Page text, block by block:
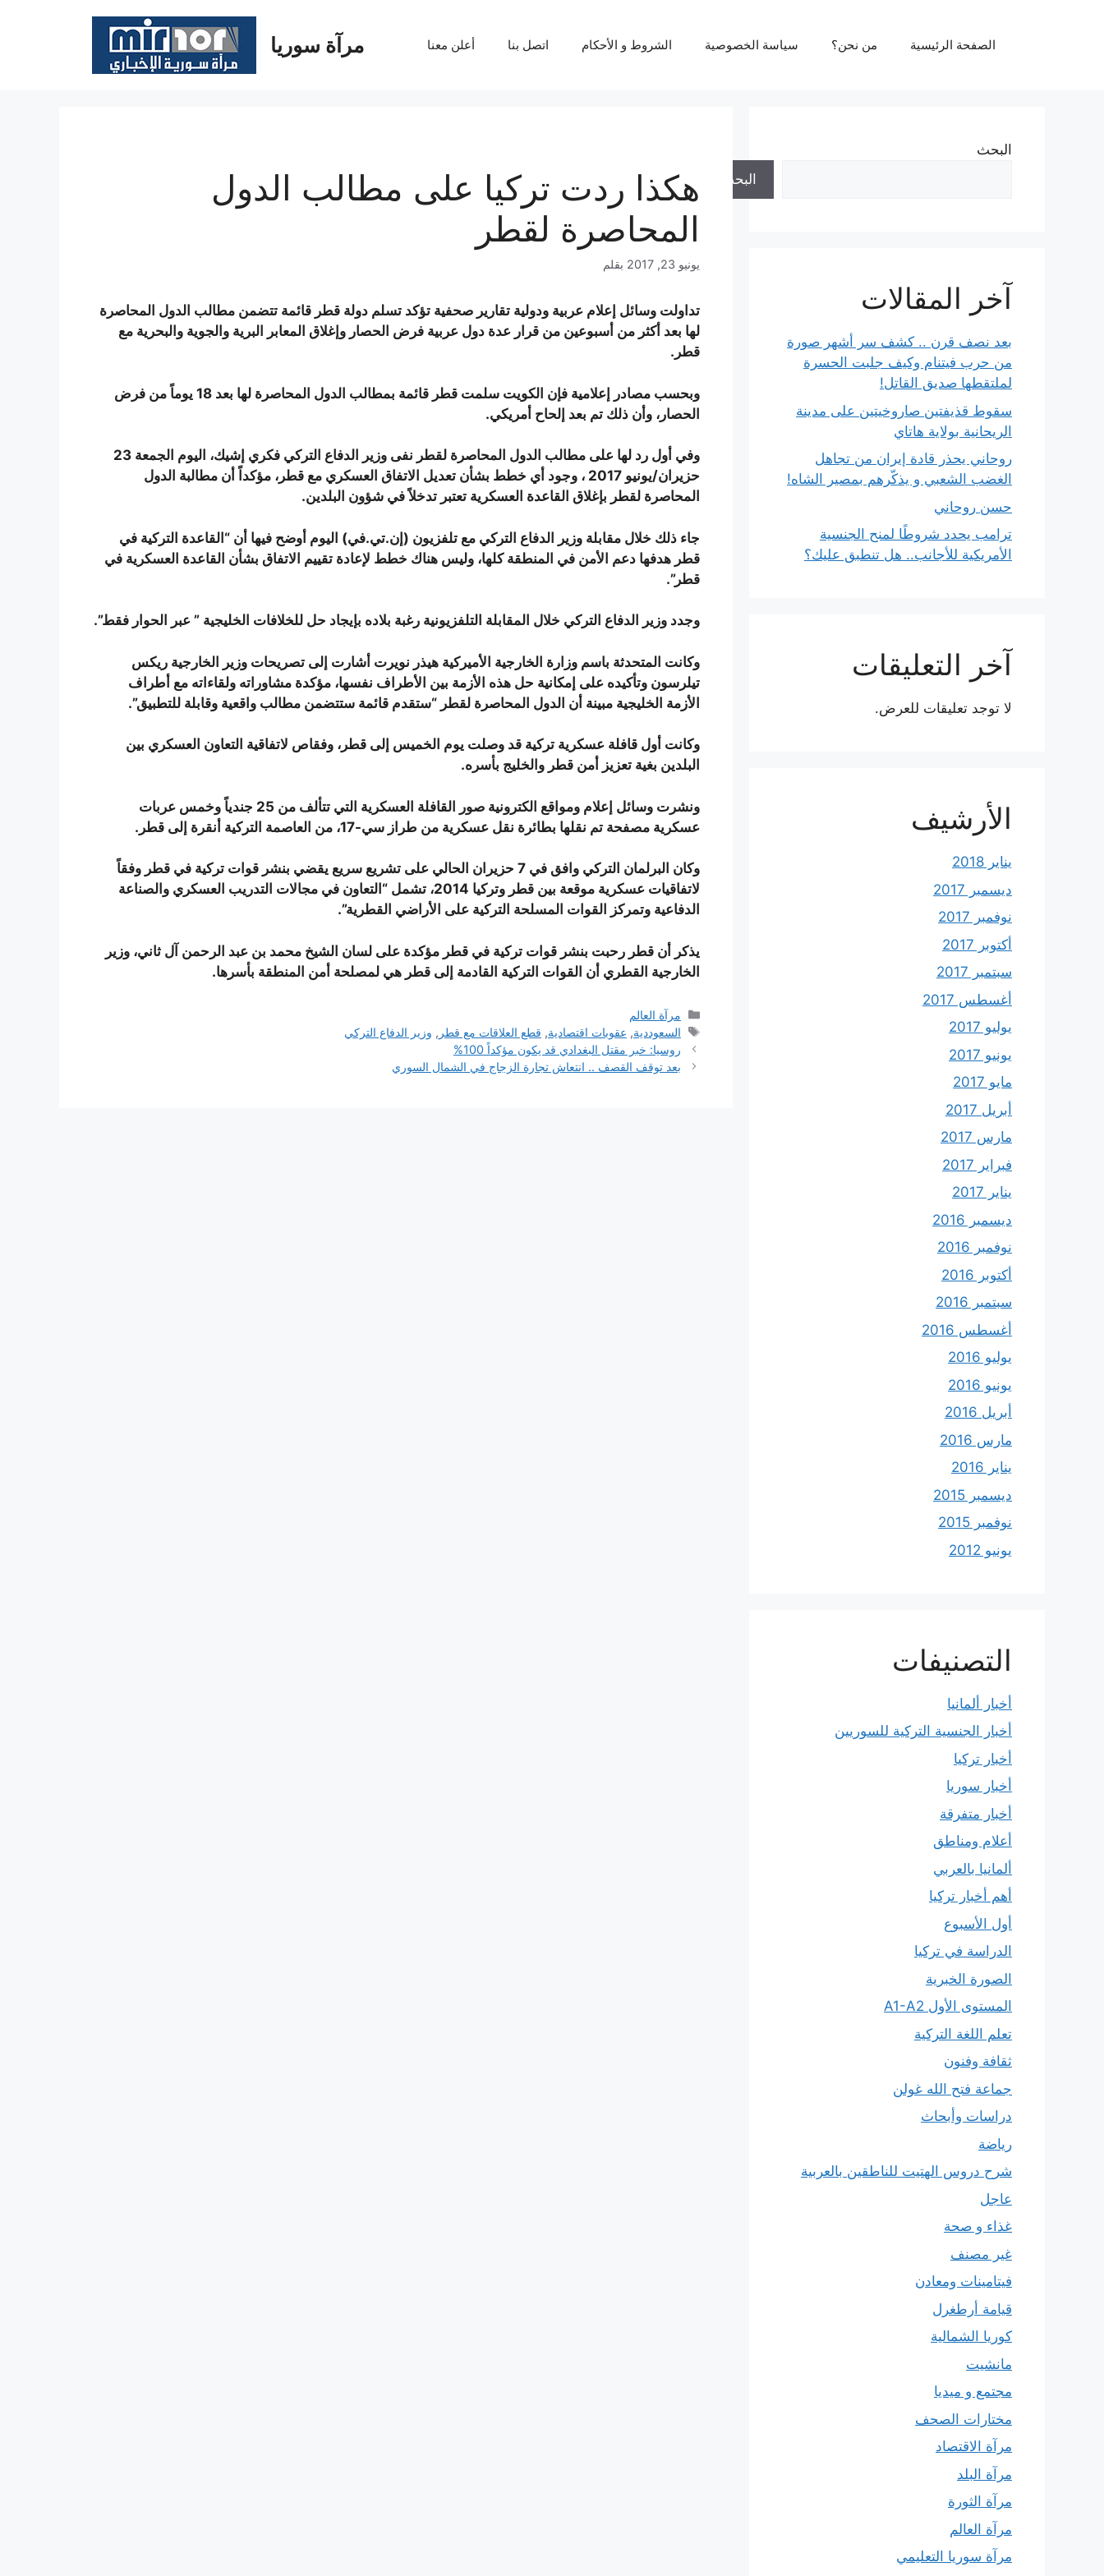
مرآة سوريا الصفحة الرئيسية من نحن؟ سياسة الخصوصية الشروط و الأحكام اتصل بنا أعلن معنا
هكذا ردت تركيا على مطالب الدول
المحاصرة لقطر
يونيو 23, 2017 بقلم
تداولت وسائل إعلام عربية ودولية تقارير صحفية تؤكد تسلم دولة قطر قائمة تتضمن مطالب الدول المحاصرة
لها بعد أكثر من أسبوعين من قرار عدة دول عربية فرض الحصار وإغلاق المعابر البرية والجوية والبحرية مع
قطر.
وبحسب مصادر إعلامية فإن الكويت سلمت قطر قائمة بمطالب الدول المحاصرة لها بعد 18 يوماً من فرض
الحصار، وأن ذلك تم بعد إلحاح أمريكي.
وفي أول رد لها على مطالب الدول المحاصرة لقطر نفى وزير الدفاع التركي فكري إشيك، اليوم الجمعة 23
حزيران/يونيو 2017 ، وجود أي خطط بشأن تعديل الاتفاق العسكري مع قطر، مؤكداً أن مطالبة الدول
المحاصرة لقطر بإغلاق القاعدة العسكرية تعتبر تدخلاً في شؤون البلدين.
جاء ذلك خلال مقابلة وزير الدفاع التركي مع تلفزيون (إن.تي.في) اليوم أوضح فيها أن “القاعدة التركية في
قطر هدفها دعم الأمن في المنطقة كلها، وليس هناك خطط لإعادة تقييم الاتفاق بشأن القاعدة العسكرية في
قطر”.
وجدد وزير الدفاع التركي خلال المقابلة التلفزيونية رغبة بلاده بإيجاد حل للخلافات الخليجية ” عبر الحوار فقط”.
وكانت المتحدثة باسم وزارة الخارجية الأميركية هيذر نويرت أشارت إلى تصريحات وزير الخارجية ريكس
تيلرسون وتأكيده على إمكانية حل هذه الأزمة بين الأطراف نفسها، مؤكدة مشاوراته ولقاءاته مع أطراف
الأزمة الخليجية مبينة أن الدول المحاصرة لقطر “ستقدم قائمة ستتضمن مطالب واقعية وقابلة للتطبيق”.
وكانت أول قافلة عسكرية تركية قد وصلت يوم الخميس إلى قطر، وفقاص لاتفاقية التعاون العسكري بين
البلدين بغية تعزيز أمن قطر والخليج بأسره.
ونشرت وسائل إعلام ومواقع الكترونية صور القافلة العسكرية التي تتألف من 25 جندياً وخمس عربات
عسكرية مصفحة تم نقلها بطائرة نقل عسكرية من طراز سي-17، من العاصمة التركية أنقرة إلى قطر.
وكان البرلمان التركي وافق في 7 حزيران الحالي على تشريع سريع يقضي بنشر قوات تركية في قطر وفقاً
لاتفاقيات عسكرية موقعة بين قطر وتركيا 2014، تشمل “التعاون في مجالات التدريب العسكري والصناعة
الدفاعية وتمركز القوات المسلحة التركية على الأراضي القطرية”.
يذكر أن قطر رحبت بنشر قوات تركية في قطر مؤكدة على لسان الشيخ محمد بن عبد الرحمن آل ثاني، وزير
الخارجية القطري أن القوات التركية القادمة إلى قطر هي لمصلحة أمن المنطقة بأسرها.
التصنيفات
مرآة العالم
الوسوم
السعوددية, عقوبات اقتصادية, قطع العلاقات مع قطر , وزير الدفاع التركي
روسيا: خبر مقتل البغدادي قد يكون مؤكداً 100%
بعد توقف القصف .. انتعاش تجارة الزجاج في الشمال السوري
البحث
البحث
آخر المقالات
بعد نصف قرن .. كشف سر أشهر صورة
من حرب فيتنام وكيف جلبت الحسرة
لملتقطها صديق القاتل!
سقوط قذيفتين صاروخيتين على مدينة
الريحانية بولاية هاتاي
روحاني يحذر قادة إيران من تجاهل
الغضب الشعبي و يذكّرهم بمصير الشاه!
حسن روحاني
ترامب يحدد شروطًا لمنح الجنسية
الأمريكية للأجانب.. هل تنطبق عليك؟
آخر التعليقات
لا توجد تعليقات للعرض.
الأرشيف
يناير 2018
ديسمبر 2017
نوفمبر 2017
أكتوبر 2017
سبتمبر 2017
أغسطس 2017
يوليو 2017
يونيو 2017
مايو 2017
أبريل 2017
مارس 2017
فبراير 2017
يناير 2017
ديسمبر 2016
نوفمبر 2016
أكتوبر 2016
سبتمبر 2016
أغسطس 2016
يوليو 2016
يونيو 2016
أبريل 2016
مارس 2016
يناير 2016
ديسمبر 2015
نوفمبر 2015
يونيو 2012
التصنيفات
أخبار ألمانيا
أخبار الجنسية التركية للسوريين
أخبار تركيا
أخبار سوريا
أخبار متفرقة
أعلام ومناطق
ألمانيا بالعربي
أهم أخبار تركيا
أول الأسبوع
الدراسة في تركيا
الصورة الخبرية
المستوى الأول A1-A2
تعلم اللغة التركية
ثقافة وفنون
جماعة فتح الله غولن
دراسات وأبحاث
رياضة
شرح دروس الهتيت للناطقين بالعربية
عاجل
غذاء و صحة
غير مصنف
فيتامينات ومعادن
قيامة أرطغرل
كوريا الشمالية
مانشيت
مجتمع و ميديا
مختارات الصحف
مرآة الاقتصاد
مرآة البلد
مرآة الثورة
مرآة العالم
مرآة سوريا التعليمي